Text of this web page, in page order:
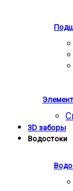
3D заборы
Водостоки